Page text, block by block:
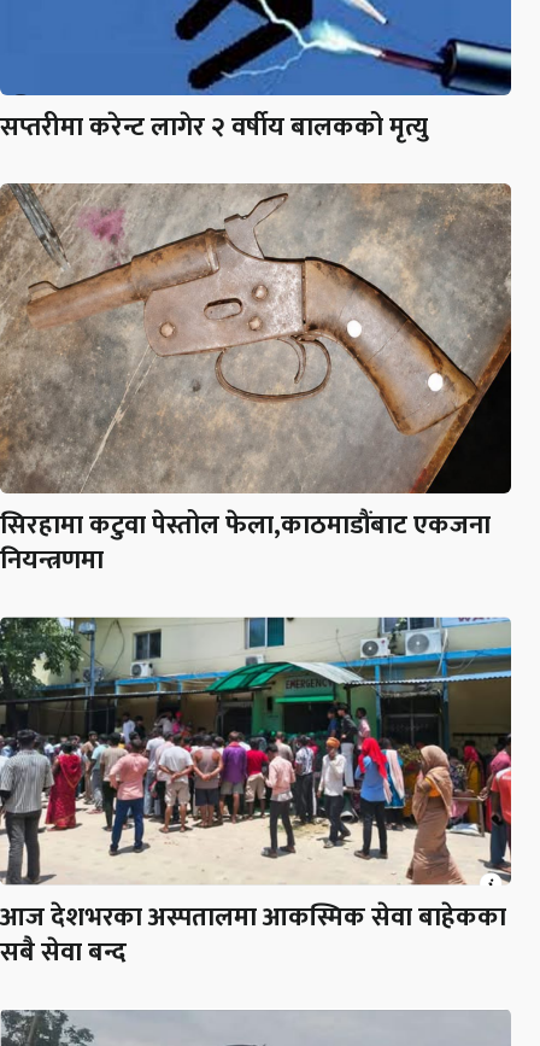
सप्तरीमा करेन्ट लागेर २ वर्षीय बालकको मृत्यु
सिरहामा कटुवा पेस्तोल फेला,काठमाडौंबाट एकजना
नियन्त्रणमा
आज देशभरका अस्पतालमा आकस्मिक सेवा बाहेकका
सबै सेवा बन्द